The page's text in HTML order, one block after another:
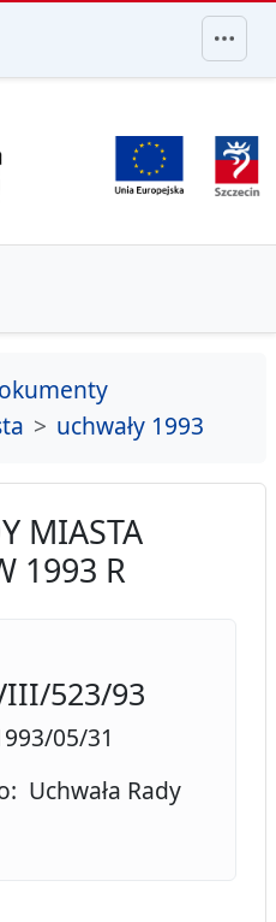
uchwały 1993
MIASTA
1993 R
523/93
05/31
Uchwała Rady